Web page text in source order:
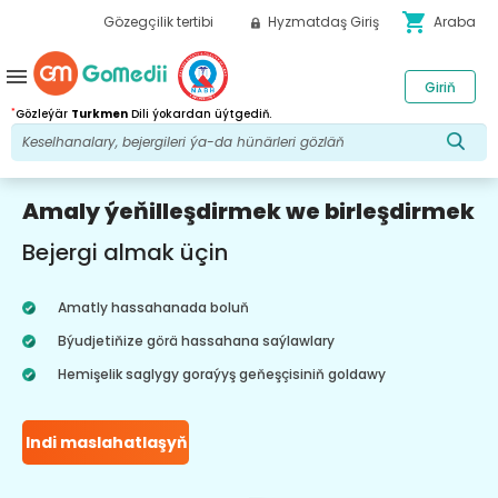
Gözegçilik tertibi Hyzmatdaş Giriş shopping_cart Araba
*Gözleýär Turkmen Dili ýokardan üýtgediň.
Giriň
menu
Amaly ýeňilleşdirmek we birleşdirmek
Bejergi almak üçin
Amatly hassahanada boluň
Býudjetiňize görä hassahana saýlawlary
Hemişelik saglygy goraýyş geňeşçisiniň goldawy
Indi maslahatlaşyň